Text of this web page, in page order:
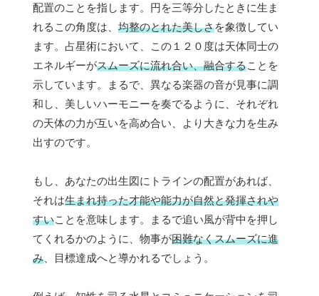
配置のことを指します。円を三等分したときに生ま
れるこの角度は、 均整のとれた美しさを象徴してい
ます。占星術において、この１２０度は天体同士の
エネルギーがスムーズに流れ合い、融合することを
示しています。まるで、異なる楽器の音が見事に調
和し、美しいハーモニーを奏でるように、それぞれ
の天体の力が互いを高め合い、より大きな力を生み
出すのです。
もし、あなたの出生図にトラインの配置があれば、
それは生まれ持った才能や能力が自然と発揮されや
すいことを意味します。まるで追い風が背中を押し
てくれるかのように、物事が困難なくスムーズに進
み 、目標達成へと導かれるでしょう。